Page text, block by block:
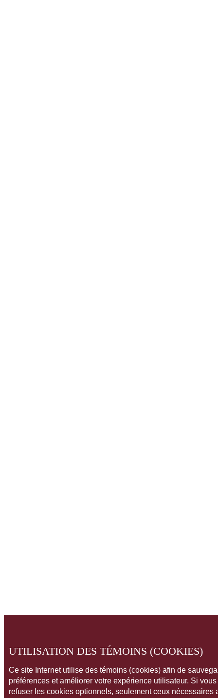
UTILISATION DES TÉMOINS (COOKIES)
Ce site Internet utilise des témoins (cookies) afin de
préférences et améliorer votre expérience utilisateur. Si
refuser les cookies optionnels, seulement ceux nécessaires